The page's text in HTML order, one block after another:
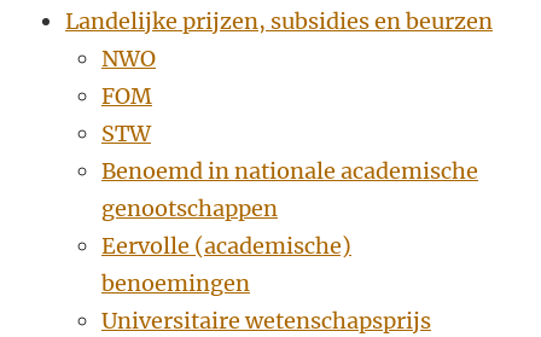
Landelijke prijzen, subsidies en beurzen
NWO
FOM
STW
Benoemd in nationale academische
genootschappen
Eervolle (academische)
benoemingen
Universitaire wetenschapsprijs